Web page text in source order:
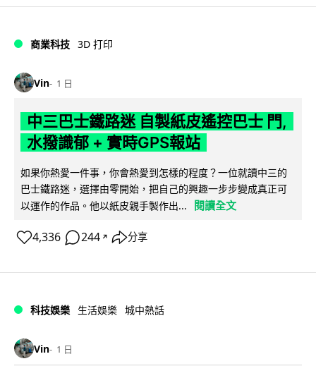
商業科技 3D 打印
Vin 1 日
中三巴士鐵路迷 自製紙皮遙控巴士 門,
水撥識郁 + 實時GPS報站
如果你熱愛一件事，你會熱愛到怎樣的程度？一位就讀中三的
巴士鐵路迷，選擇由零開始，把自己的興趣一步步變成真正可
以運作的作品。他以紙皮親手製作出...
閱讀全文
4,336 244 ↗ 分享
科技娛樂 生活娛樂 城中熱話
Vin 1 日